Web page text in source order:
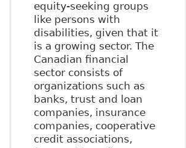
equity-seeking groups
like persons with
disabilities, given that it
is a growing sector. The
Canadian financial
sector consists of
organizations such as
banks, trust and loan
companies, insurance
companies, cooperative
credit associations,